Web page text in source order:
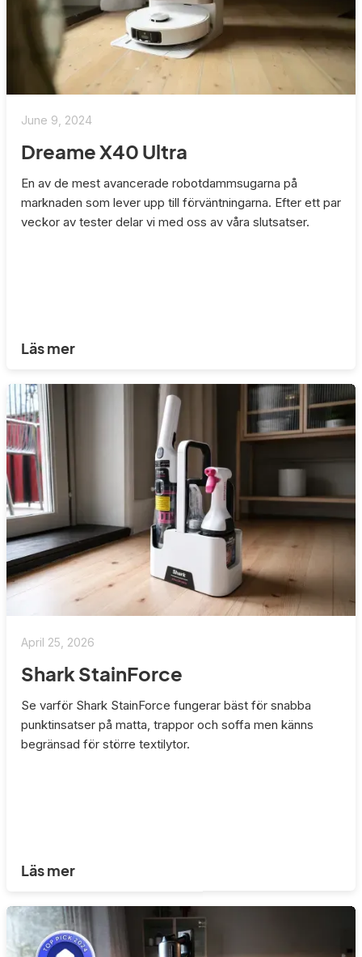
June 9, 2024
Dreame X40 Ultra
En av de mest avancerade robotdammsugarna på
marknaden som lever upp till förväntningarna. Efter ett par
veckor av tester delar vi med oss av våra slutsatser.
Läs mer
April 25, 2026
Shark StainForce
Se varför Shark StainForce fungerar bäst för snabba
punktinsatser på matta, trappor och soffa men känns
begränsad för större textilytor.
Läs mer